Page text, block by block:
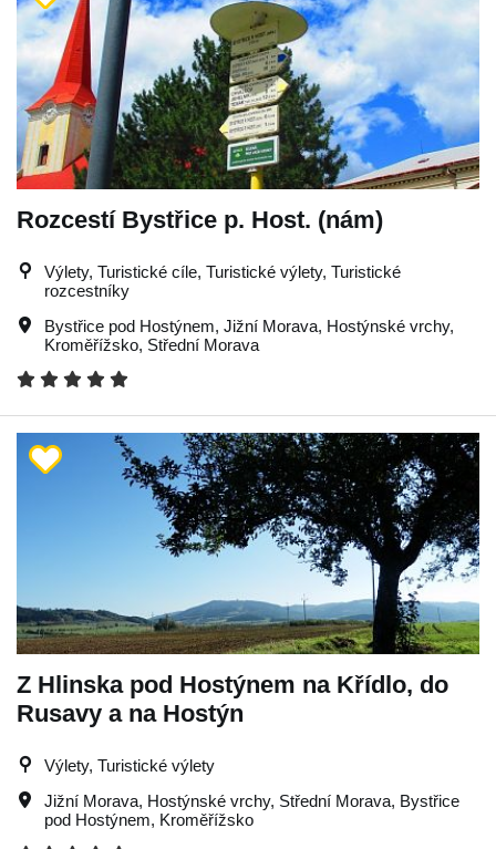
Rozcestí Bystřice p. Host. (nám)
Výlety, Turistické cíle, Turistické výlety, Turistické
rozcestníky
Bystřice pod Hostýnem, Jižní Morava, Hostýnské vrchy,
Kroměřížsko, Střední Morava
Z Hlinska pod Hostýnem na Křídlo, do
Rusavy a na Hostýn
Výlety, Turistické výlety
Jižní Morava, Hostýnské vrchy, Střední Morava, Bystřice
pod Hostýnem, Kroměřížsko